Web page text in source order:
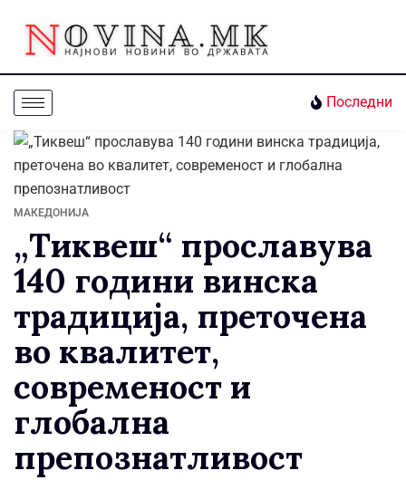
Последни
МАКЕДОНИЈА
„Тиквеш“ прославува
140 години винска
традиција, преточена
во квалитет,
современост и
глобална
препознатливост